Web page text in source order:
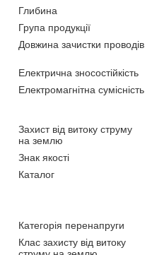
Глибина
Група продукції
Довжина зачистки проводів
Електрична зносостійкість
Електромагнітна сумісність
Захист від витоку струму
на землю
Знак якості
Каталог
Категорія перенапруги
Клас захисту від витоку